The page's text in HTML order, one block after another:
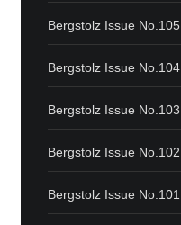
Bergstolz Issue No.105
Bergstolz Issue No.104
Bergstolz Issue No.103
Bergstolz Issue No.102
Bergstolz Issue No.101